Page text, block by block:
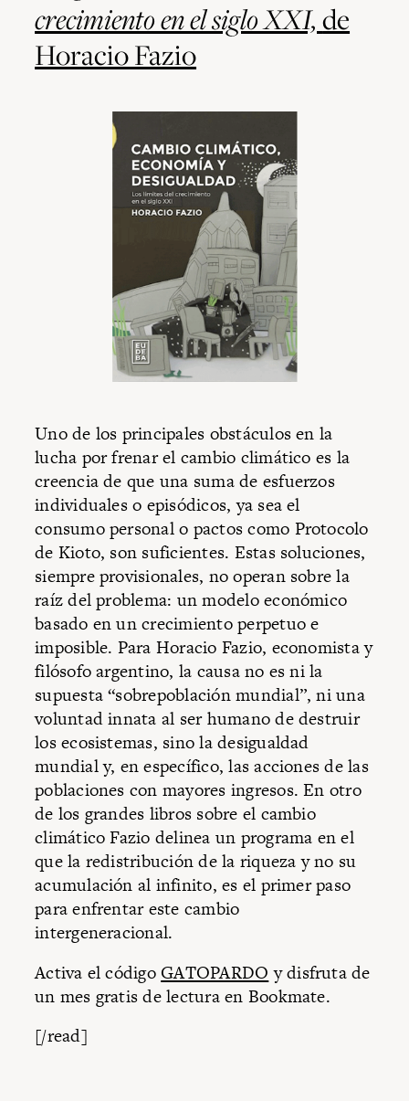
crecimiento en el siglo XXI,de
Horacio Fazio
Uno de los principales obstáculos en la
lucha por frenar el cambio climático es la
creencia de que una suma de esfuerzos
individuales o episódicos, ya sea el
consumo personal o pactos como Protocolo
de Kioto, son suficientes. Estas soluciones,
siempre provisionales, no operan sobre la
raíz del problema: un modelo económico
basado en un crecimiento perpetuo e
imposible. Para Horacio Fazio, economista y
filósofo argentino, la causa no es ni la
supuesta “sobrepoblación mundial”, ni una
voluntad innata al ser humano de destruir
los ecosistemas, sino la desigualdad
mundial y, en específico, las acciones de las
poblaciones con mayores ingresos. En otro
de los grandes libros sobre el cambio
climático Fazio delinea un programa en el
que la redistribución de la riqueza y no su
acumulación al infinito, es el primer paso
para enfrentar este cambio
intergeneracional.
Activa el código GATOPARDO y disfruta de
un mes gratis de lectura en Bookmate.
[/read]